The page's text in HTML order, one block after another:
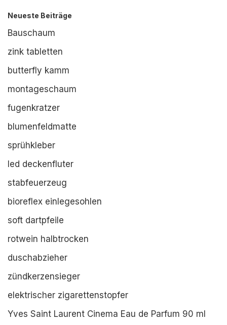
Neueste Beiträge
Bauschaum
zink tabletten
butterfly kamm
montageschaum
fugenkratzer
blumenfeldmatte
sprühkleber
led deckenfluter
stabfeuerzeug
bioreflex einlegesohlen
soft dartpfeile
rotwein halbtrocken
duschabzieher
zündkerzensieger
elektrischer zigarettenstopfer
Yves Saint Laurent Cinema Eau de Parfum 90 ml